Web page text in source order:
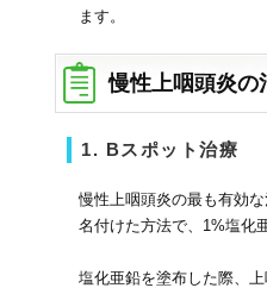
ます。
慢性上咽頭炎の
1. Bスポット治療
慢性上咽頭炎の最も有効
名付けた方法で、1%塩化
塩化亜鉛を塗布した際、